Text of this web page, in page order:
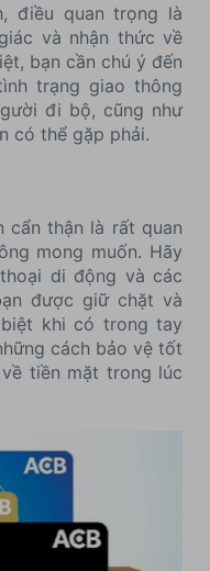
điều quan trọng là
và nhận thức về
bạn cần chú ý đến
trạng giao thông
đi bộ, cũng như
có thể gặp phải.
cẩn thận là rất quan
mong muốn. Hãy
di động và các
được giữ chặt và
khi có trong tay
cách bảo vệ tốt
tiền mặt trong lúc